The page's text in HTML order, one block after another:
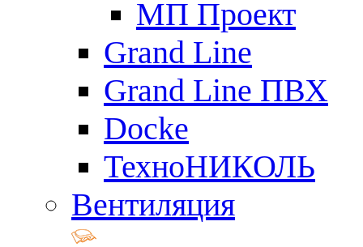
МП Проект
Grand Line
Grand Line ПВХ
Docke
ТехноНИКОЛЬ
Вентиляция